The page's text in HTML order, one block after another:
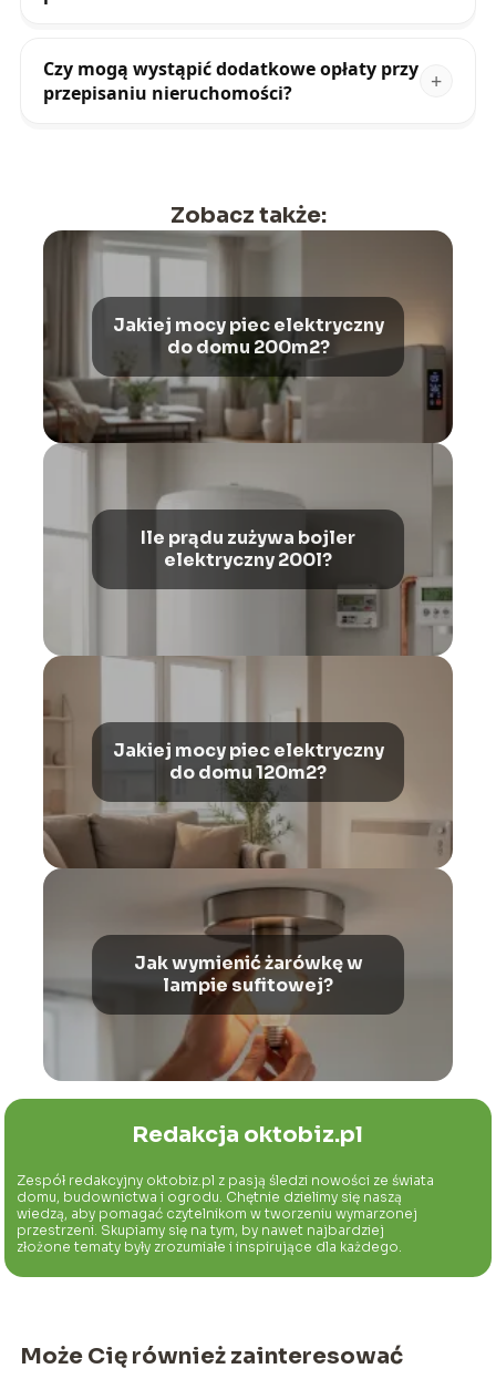
Czy mogą wystąpić dodatkowe opłaty przy
przepisaniu nieruchomości?
Zobacz także:
Jakiej mocy piec elektryczny
do domu 200m2?
Ile prądu zużywa bojler
elektryczny 200l?
Jakiej mocy piec elektryczny
do domu 120m2?
Jak wymienić żarówkę w
lampie sufitowej?
Redakcja oktobiz.pl
Zespół redakcyjny oktobiz.pl z pasją śledzi nowości ze świata
domu, budownictwa i ogrodu. Chętnie dzielimy się naszą
wiedzą, aby pomagać czytelnikom w tworzeniu wymarzonej
przestrzeni. Skupiamy się na tym, by nawet najbardziej
złożone tematy były zrozumiałe i inspirujące dla każdego.
Może Cię również zainteresować